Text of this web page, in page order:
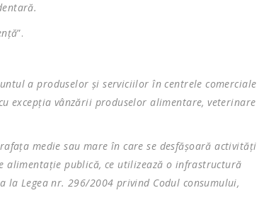
”.
a produselor şi serviciilor în centrele comerciale
excepţia vânzării produselor alimentare, veterinare
medie sau mare în care se desfăşoară activităţi
alimentaţie publică, ce utilizează o infrastructură
la Legea nr. 296/2004 privind Codul consumului,